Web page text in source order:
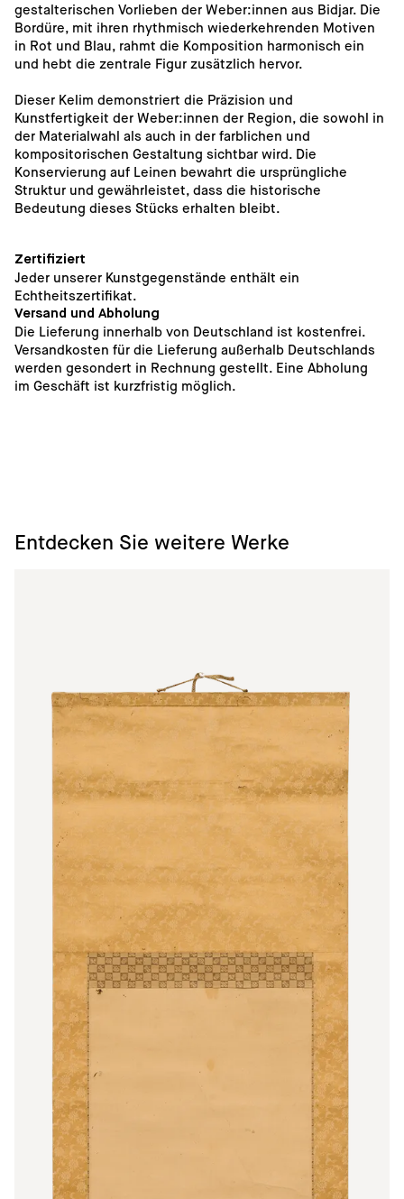
gestalterischen Vorlieben der Weber:innen aus Bidjar. Die
Bordüre, mit ihren rhythmisch wiederkehrenden Motiven
in Rot und Blau, rahmt die Komposition harmonisch ein
und hebt die zentrale Figur zusätzlich hervor.
Dieser Kelim demonstriert die Präzision und
Kunstfertigkeit der Weber:innen der Region, die sowohl in
der Materialwahl als auch in der farblichen und
kompositorischen Gestaltung sichtbar wird. Die
Konservierung auf Leinen bewahrt die ursprüngliche
Struktur und gewährleistet, dass die historische
Bedeutung dieses Stücks erhalten bleibt.
Zertifiziert
Jeder unserer Kunstgegenstände enthält ein
Echtheitszertifikat.
Versand und Abholung
Die Lieferung innerhalb von Deutschland ist kostenfrei.
Versandkosten für die Lieferung außerhalb Deutschlands
werden gesondert in Rechnung gestellt. Eine Abholung
im Geschäft ist kurzfristig möglich.
Entdecken Sie weitere Werke